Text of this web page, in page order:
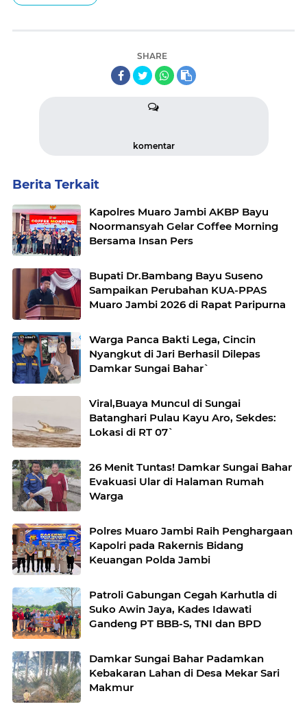
SHARE
komentar
Berita Terkait
Kapolres Muaro Jambi AKBP Bayu
Noormansyah Gelar Coffee Morning
Bersama Insan Pers
Bupati Dr.Bambang Bayu Suseno
Sampaikan Perubahan KUA-PPAS
Muaro Jambi 2026 di Rapat Paripurna
Warga Panca Bakti Lega, Cincin
Nyangkut di Jari Berhasil Dilepas
Damkar Sungai Bahar`
Viral,Buaya Muncul di Sungai
Batanghari Pulau Kayu Aro, Sekdes:
Lokasi di RT 07`
26 Menit Tuntas! Damkar Sungai Bahar
Evakuasi Ular di Halaman Rumah
Warga
Polres Muaro Jambi Raih Penghargaan
Kapolri pada Rakernis Bidang
Keuangan Polda Jambi
Patroli Gabungan Cegah Karhutla di
Suko Awin Jaya, Kades Idawati
Gandeng PT BBB-S, TNI dan BPD
Damkar Sungai Bahar Padamkan
Kebakaran Lahan di Desa Mekar Sari
Makmur